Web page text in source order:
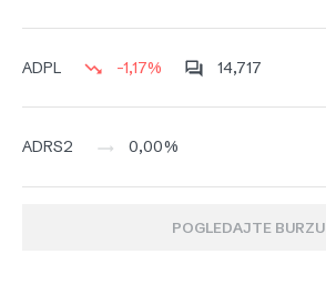
ADPL -1,17% 14,717
ADRS2 0,00%
POGLEDAJTE BURZU